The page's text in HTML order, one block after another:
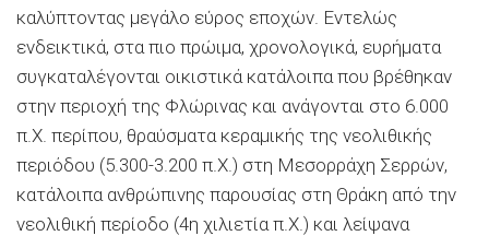
καλύπτοντας μεγάλο εύρος εποχών. Εντελώς
ενδεικτικά, στα πιο πρώιμα, χρονολογικά, ευρήματα
συγκαταλέγονται οικιστικά κατάλοιπα που βρέθηκαν
στην περιοχή της Φλώρινας και ανάγονται στο 6.000
π.Χ. περίπου, θραύσματα κεραμικής της νεολιθικής
περιόδου (5.300-3.200 π.Χ.) στη Μεσορράχη Σερρών,
κατάλοιπα ανθρώπινης παρουσίας στη Θράκη από την
νεολιθική περίοδο (4η χιλιετία π.Χ.) και λείψανα